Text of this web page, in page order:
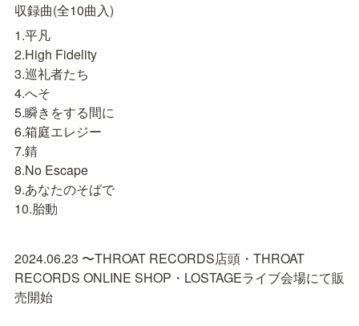
収録曲(全10曲入)
1.平凡
2.High Fidelity
3.巡礼者たち
4.へそ
5.瞬きをする間に
6.箱庭エレジー
7.錆
8.No Escape
9.あなたのそばで
10.胎動
2024.06.23 〜THROAT RECORDS店頭・THROAT
RECORDS ONLINE SHOP・LOSTAGEライブ会場にて販
売開始